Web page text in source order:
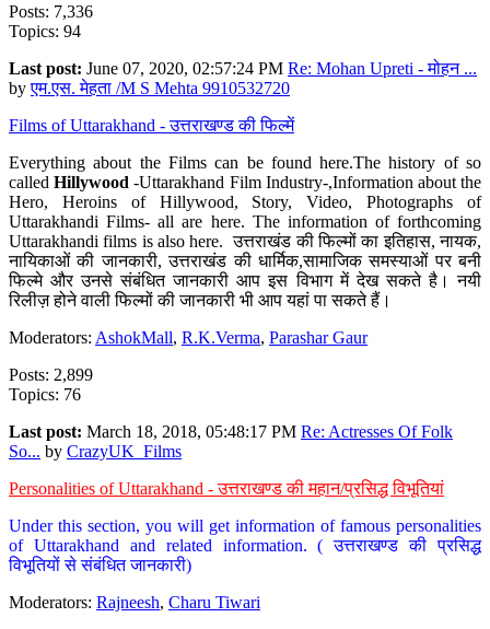
Posts: 7,336
Topics: 94
Last post: June 07, 2020, 02:57:24 PM Re: Mohan Upreti - मोहन ...
byएम.एस. मेहता /M S Mehta 9910532720
Films of Uttarakhand - उत्तराखण्ड की फिल्में
Everything about the Films can be found here.The history of so
calledHillywood-Uttarakhand Film Industry-,Information about the
Hero, Heroins of Hillywood, Story, Video, Photographs of
Uttarakhandi Films- all are here. The information of forthcoming
Uttarakhandi films is also here. उत्तराखंड की फिल्मों का इतिहास, नायक,
नायिकाओं की जानकारी, उत्तराखंड की धार्मिक,सामाजिक समस्याओं पर बनी
फिल्मे और उनसे संबंधित जानकारी आप इस विभाग में देख सकते है। नयी
रिलीज़ होने वाली फिल्मों की जानकारी भी आप यहां पा सकते हैं।
Moderators: AshokMall, R.K.Verma, Parashar Gaur
Posts: 2,899
Topics: 76
Last post: March 18, 2018, 05:48:17 PM Re: Actresses Of Folk
So... by CrazyUK_Films
Personalities of Uttarakhand - उत्तराखण्ड की महान/प्रसिद्ध विभूतियां
Under this section, you will get information of famous personalities
of Uttarakhand and related information. ( उत्तराखण्ड की प्रसिद्ध
विभूतियों से संबंधित जानकारी)
Moderators: Rajneesh, Charu Tiwari